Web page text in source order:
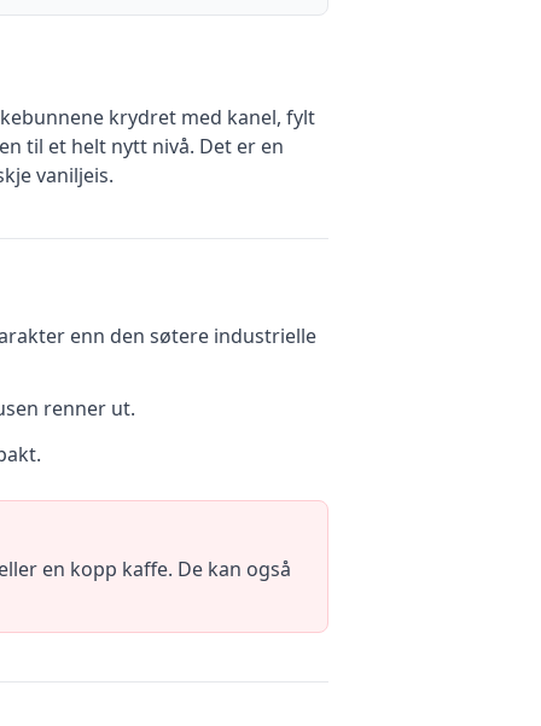
krydret med kanel, fylt
til et helt nytt nivå. Det er en
vaniljeis.
enn den søtere industrielle
renner ut.
en kopp kaffe. De kan også